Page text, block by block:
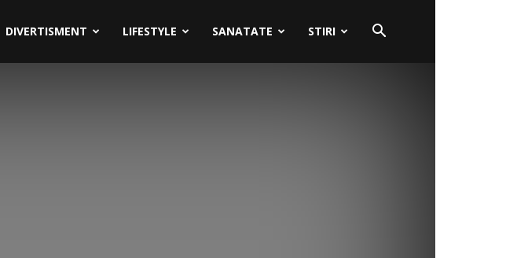
DIVERTISMENT LIFESTYLE SANATATE STIRI